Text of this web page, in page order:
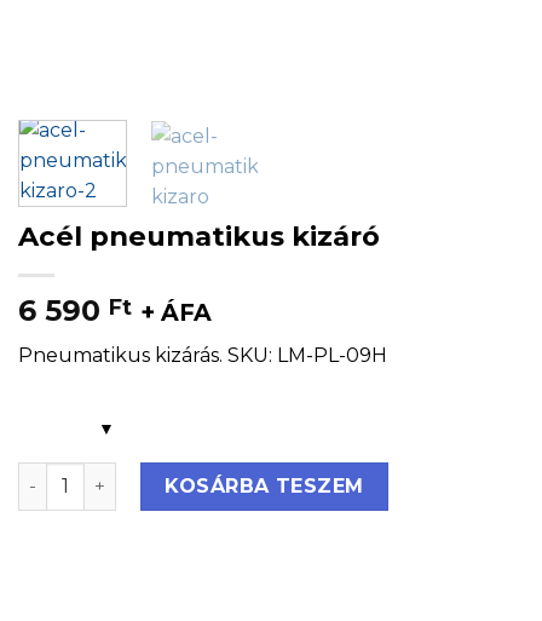
Acél pneumatikus kizáró
6 590 Ft + ÁFA
Pneumatikus kizárás. SKU: LM-PL-09H
Acél pneumatikus kizáró mennyiség
KOSÁRBA TESZEM